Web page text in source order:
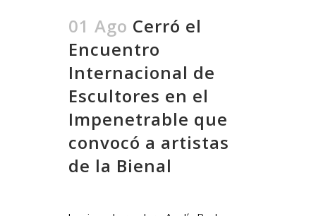
01 Ago Cerró el
Encuentro
Internacional de
Escultores en el
Impenetrable que
convocó a artistas
de la Bienal